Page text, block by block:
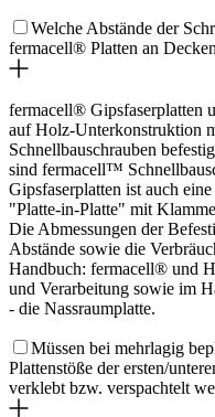
Welche Abstände der
fermacell® Platten an
fermacell® Gipsfaserplatten
auf Holz-Unterkonstruktion
Schnellbauschrauben
sind fermacell™
Gipsfaserplatten ist auch
"Platte-in-Platte" mit
Die Abmessungen der
Abstände sowie die
Handbuch: fermacell® und
und Verarbeitung sowie im
- die Nassraumplatte.
Müssen bei mehrlagig
Plattenstöße der ersten/
verklebt bzw. verspachtelt